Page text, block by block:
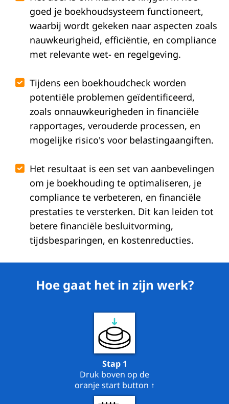
goed je boekhoudsysteem functioneert,
waarbij wordt gekeken naar aspecten zoals
nauwkeurigheid, efficiëntie, en compliance
met relevante wet- en regelgeving.
Tijdens een boekhoudcheck worden
potentiële problemen geïdentificeerd,
zoals onnauwkeurigheden in financiële
rapportages, verouderde processen, en
mogelijke risico's voor belastingaangiften.
Het resultaat is een set van aanbevelingen
om je boekhouding te optimaliseren, je
compliance te verbeteren, en financiële
prestaties te versterken. Dit kan leiden tot
betere financiële besluitvorming,
tijdsbesparingen, en kostenreducties.
Hoe gaat het in zijn werk?
Stap 1
Druk boven op de
oranje start button ↑